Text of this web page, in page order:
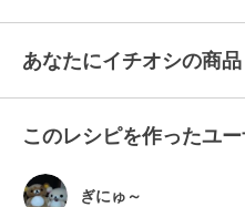
あなたにイチオシの商品
このレシピを作ったユ
ぎにゅ～